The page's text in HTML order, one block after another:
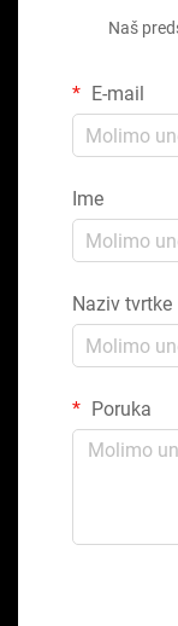
Naš
E-mail
Ime
Naziv tvrtke
Poruka